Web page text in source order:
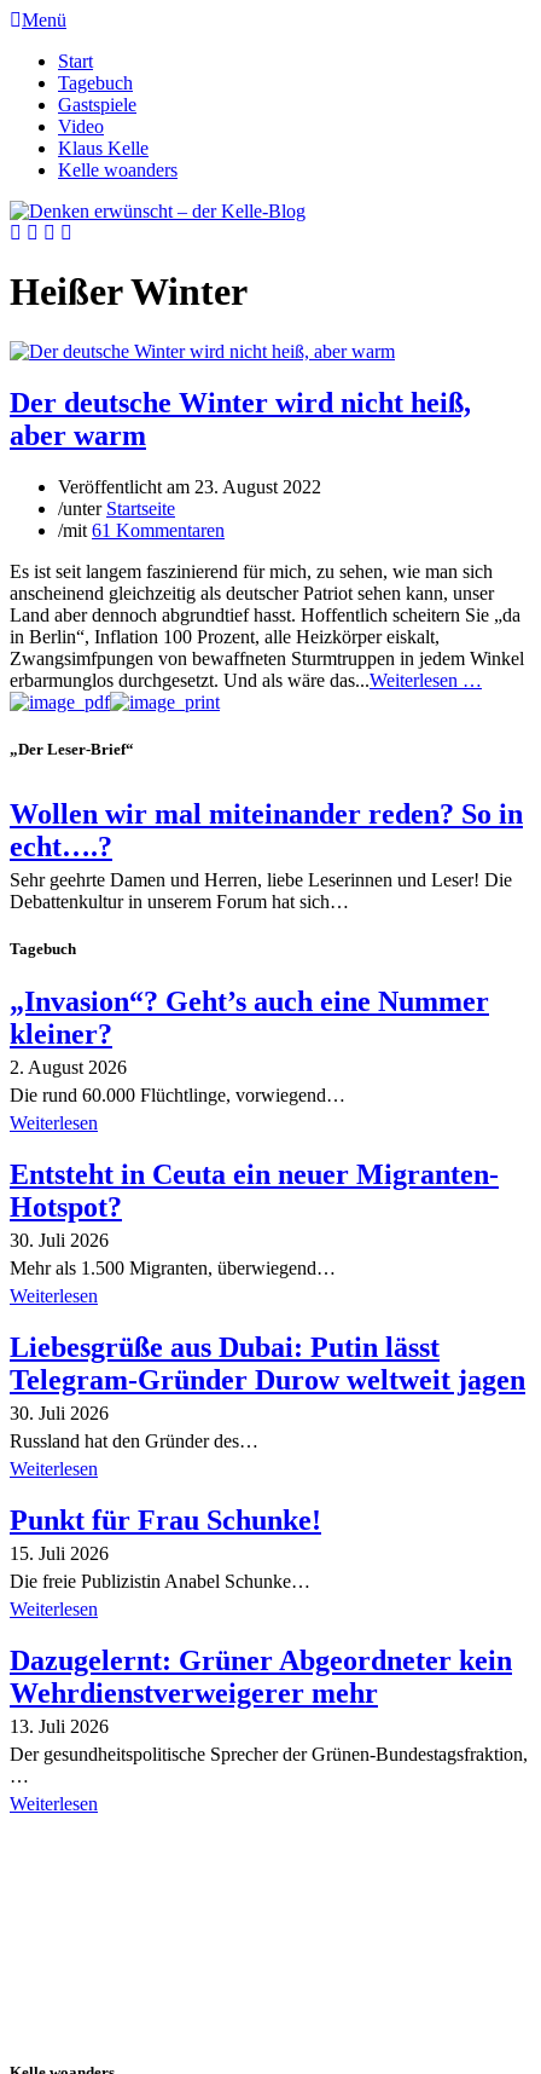
Menü
Start
Tagebuch
Gastspiele
Video
Klaus Kelle
Kelle woanders
Heißer Winter
Der deutsche Winter wird nicht heiß,
aber warm
Veröffentlicht am 23. August 2022
/unter Startseite
/mit 61 Kommentaren
Es ist seit langem faszinierend für mich, zu sehen, wie man sich
anscheinend gleichzeitig als deutscher Patriot sehen kann, unser
Land aber dennoch abgrundtief hasst. Hoffentlich scheitern Sie „da
in Berlin“, Inflation 100 Prozent, alle Heizkörper eiskalt,
Zwangsimfpungen von bewaffneten Sturmtruppen in jedem Winkel
erbarmunglos durchgesetzt. Und als wäre das...Weiterlesen …
„Der Leser-Brief“
Wollen wir mal miteinander reden? So in
echt….?
Sehr geehrte Damen und Herren, liebe Leserinnen und Leser! Die
Debattenkultur in unserem Forum hat sich…
Tagebuch
„Invasion“? Geht’s auch eine Nummer
kleiner?
2. August 2026
Die rund 60.000 Flüchtlinge, vorwiegend…
Weiterlesen
Entsteht in Ceuta ein neuer Migranten-
Hotspot?
30. Juli 2026
Mehr als 1.500 Migranten, überwiegend…
Weiterlesen
Liebesgrüße aus Dubai: Putin lässt
Telegram-Gründer Durow weltweit jagen
30. Juli 2026
Russland hat den Gründer des…
Weiterlesen
Punkt für Frau Schunke!
15. Juli 2026
Die freie Publizistin Anabel Schunke…
Weiterlesen
Dazugelernt: Grüner Abgeordneter kein
Wehrdienstverweigerer mehr
13. Juli 2026
Der gesundheitspolitische Sprecher der Grünen-Bundestagsfraktion,
…
Weiterlesen